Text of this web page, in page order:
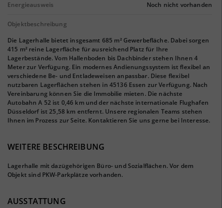
Energieausweis Noch nicht vorhanden
Objektbeschreibung
Die Lagerhalle bietet insgesamt 685 m² Gewerbefläche. Dabei sorgen
415 m² reine Lagerfläche für ausreichend Platz für Ihre
Lagerbestände. Vom Hallenboden bis Dachbinder stehen Ihnen 4
Meter zur Verfügung. Ein modernes Andienungssystem ist flexibel an
verschiedene Be- und Entladeweisen anpassbar. Diese flexibel
nutzbaren Lagerflächen stehen in 45136 Essen zur Verfügung. Nach
Vereinbarung können Sie die Immobilie mieten. Die nächste
Autobahn A 52 ist 0,46 km und der nächste internationale Flughafen
Düsseldorf ist 25,58 km entfernt. Unsere regionalen Teams stehen
Ihnen im Prozess zur Seite. Kontaktieren Sie uns gerne bei Interesse.
WEITERE BESCHREIBUNG
Lagerhalle mit dazügehörigen Büro- und Sozialflächen. Vor dem
Objekt sind PKW-Parkplätze vorhanden.
AUSSTATTUNG